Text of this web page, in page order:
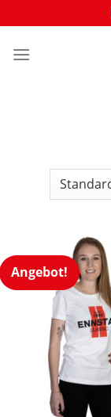
to
content
Angebot!